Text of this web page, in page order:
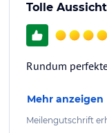
Tolle
Rundum
Mehr anzeigen
Meilengutschrift